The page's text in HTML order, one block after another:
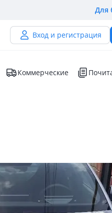
Для
Вход и регистрация
Коммерческие